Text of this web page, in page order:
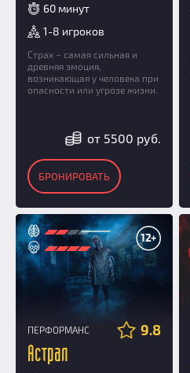
60 минут
1-8 игроков
Страх – самая сильная и
древняя эмоция,
возникающая у человека при
опасности или угрозе жизни.
от 5500 руб.
БРОНИРОВАТЬ
12+
ПЕРФОРМАНС 9.8
Астрал